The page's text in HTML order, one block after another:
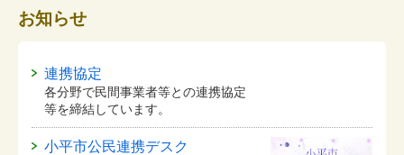
お知らせ
連携協定
各分野で民間事業者等との連携協定
等を締結しています。
小平市公民連携デスク